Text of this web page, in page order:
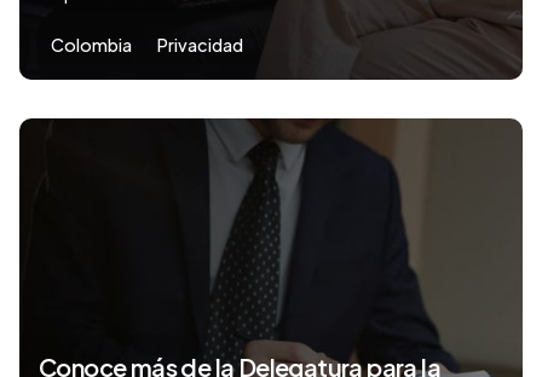
Colombia Privacidad
Conoce más de la Delegatura para la